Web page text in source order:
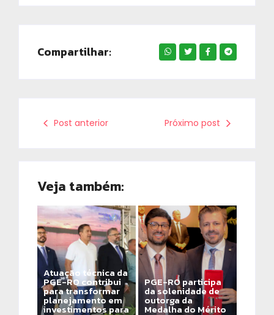
Compartilhar:
Post anterior Próximo post
Veja também:
Atuação técnica da
PGE-RO contribui
para transformar
planejamento em
investimentos para
PGE-RO participa
da solenidade de
outorga da
Medalha do Mérito